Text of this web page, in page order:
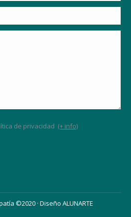
de privacidad (+ info)
©2020 · Diseño ALUNARTE